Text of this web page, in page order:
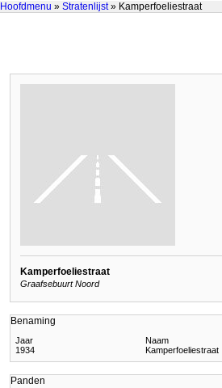
Hoofdmenu » Stratenlijst» Kamperfoeliestraat
Kamperfoeliestraat
Graafsebuurt Noord
Benaming
Jaar Naam
1934
Kamperfoeliestraat
Panden